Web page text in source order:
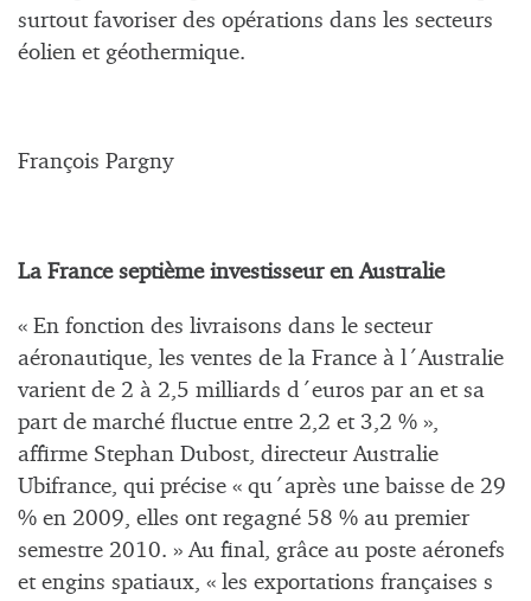
surtout favoriser des opérations dans les secteurs
éolien et géothermique.
François Pargny
La France septième investisseur en Australie
« En fonction des livraisons dans le secteur
aéronautique, les ventes de la France à l´Australie
varient de 2 à 2,5 milliards d´euros par an et sa
part de marché fluctue entre 2,2 et 3,2 % »,
affirme Stephan Dubost, directeur Australie
Ubifrance, qui précise « qu´après une baisse de 29
% en 2009, elles ont regagné 58 % au premier
semestre 2010. » Au final, grâce au poste aéronefs
et engins spatiaux, « les exportations françaises s